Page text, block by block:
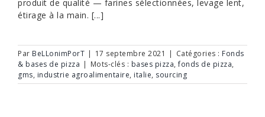
produit de qualité — farines sélectionnées, levage lent,
étirage à la main. [...]
Par BeLLonimPorT | 17 septembre 2021 | Catégories : Fonds
& bases de pizza | Mots-clés : bases pizza,fonds de pizza,
gms, industrie agroalimentaire, italie, sourcing